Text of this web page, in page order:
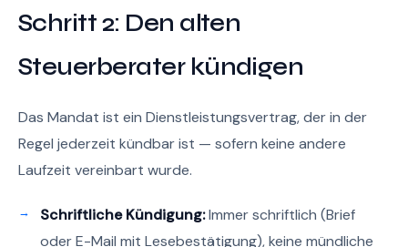
Schritt 2: Den alten
Steuerberater kündigen
Das Mandat ist ein Dienstleistungsvertrag, der in der
Regel jederzeit kündbar ist — sofern keine andere
Laufzeit vereinbart wurde.
Schriftliche Kündigung:Immer schriftlich (Brief
oder E-Mail mit Lesebestätigung), keine mündliche